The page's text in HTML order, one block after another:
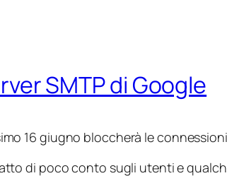
SMTP di Google
16 giugno bloccherà le
di poco conto sugli utenti e